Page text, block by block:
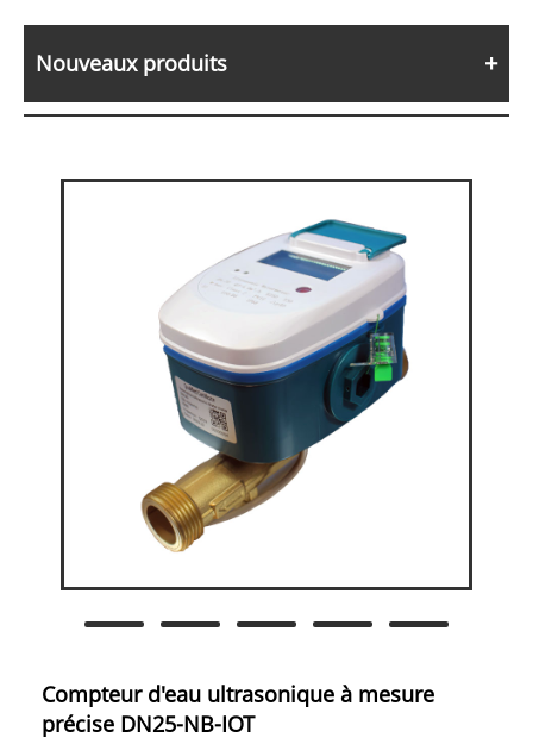
Nouveaux produits
Compteur d'eau ultrasonique à mesure
précise DN25-NB-IOT